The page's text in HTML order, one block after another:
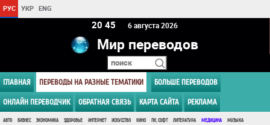
РУС УКР ENG
20:45 6 августа 2026
Мир переводов
ГЛАВНАЯ ПЕРЕВОДЫ НА РАЗНЫЕ ТЕМАТИКИ БОЛЬШЕ ПЕРЕВОДОВ
ОНЛАЙН ПЕРЕВОДЧИК ОБРАТНАЯ СВЯЗЬ КАРТА САЙТА РЕКЛАМА
АВТО БИЗНЕС ЭКОНОМИКА ЗДОРОВЬЕ ИНТЕРНЕТ ИСКУССТВО КИНО ПК, СОФТ ЛИТЕРАТУРА МЕДИЦИНА МУЗЫКА